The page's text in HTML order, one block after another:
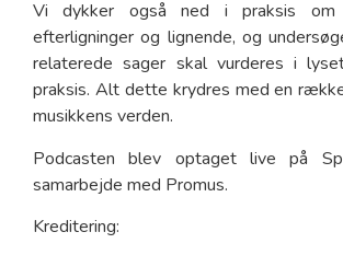
Vi dykker også ned i praksis om
efterligninger og lignende, og
relaterede sager skal vurderes i
praksis. Alt dette krydres med en
musikkens verden.
Podcasten blev optaget live på
samarbejde med Promus.
Kreditering: